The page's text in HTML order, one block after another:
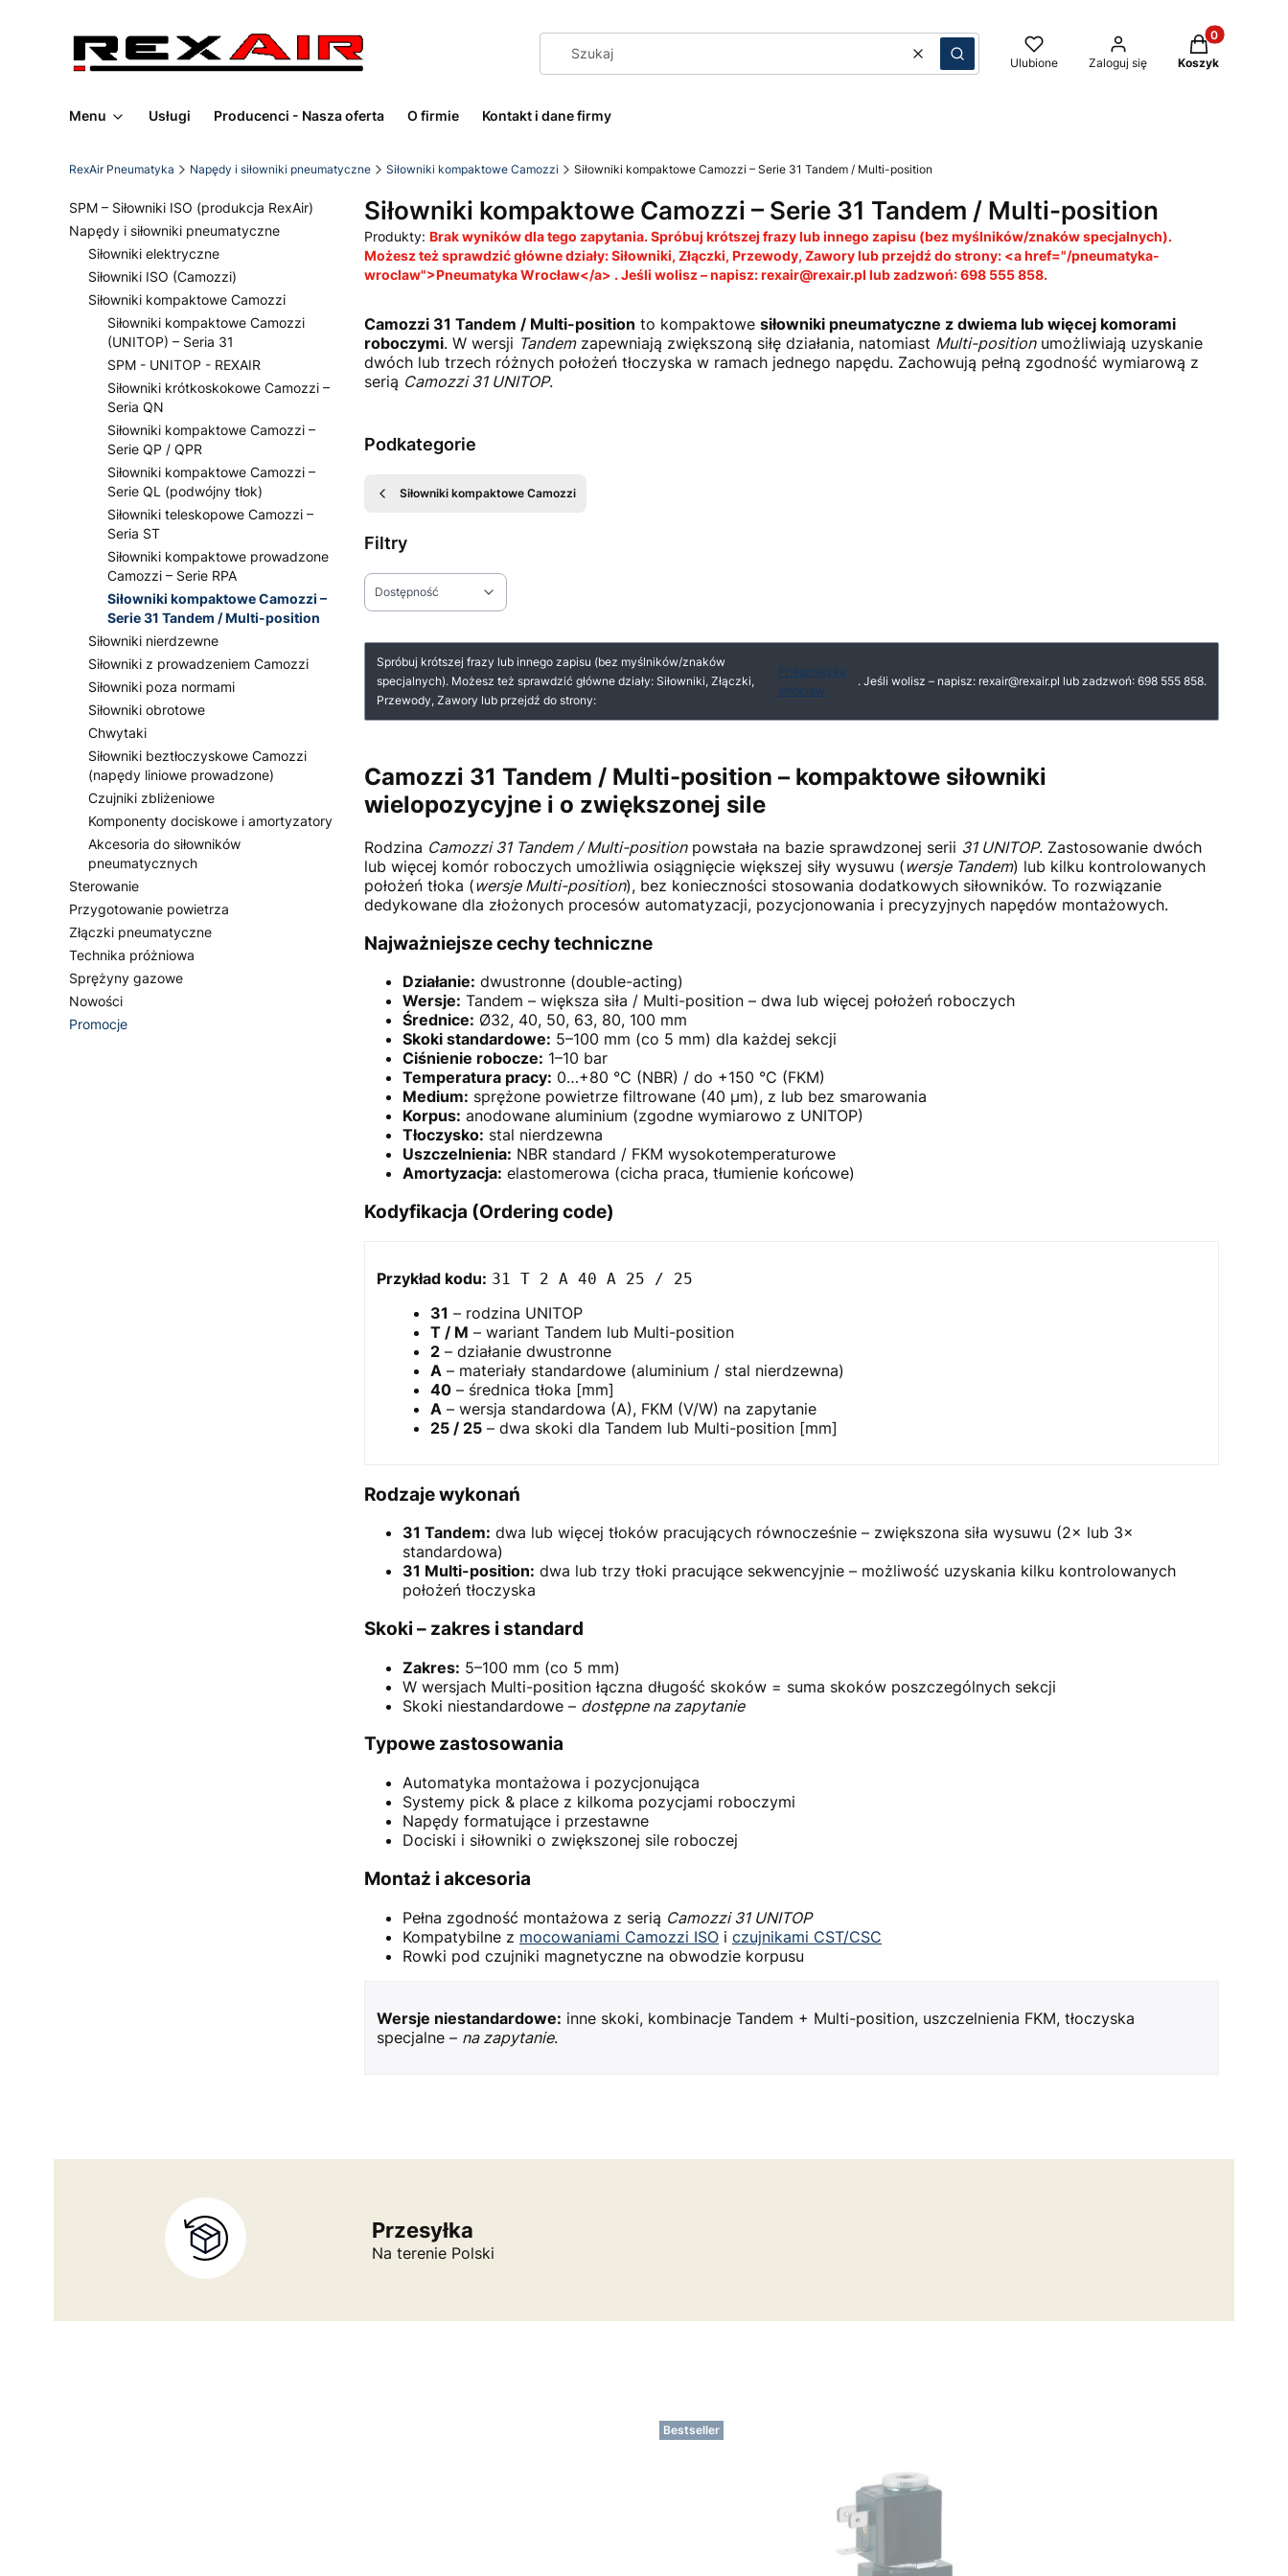
WyczyśćSzukaj Ulubione Zaloguj się
Produkty w
Koszyk
Menu Usługi Producenci - Nasza oferta O firmie Kontakt i dane firmy
RexAir Pneumatyka Napędy i siłowniki pneumatyczne Siłowniki kompaktowe Camozzi Siłowniki kompaktowe Camozzi – Serie 31 Tandem / Multi-position
SPM – Siłowniki ISO (produkcja RexAir)
Napędy i siłowniki pneumatyczne
Siłowniki elektryczne
Siłowniki ISO (Camozzi)
Siłowniki kompaktowe Camozzi
Siłowniki kompaktowe Camozzi
(UNITOP) – Seria 31
SPM - UNITOP - REXAIR
Siłowniki krótkoskokowe Camozzi –
Seria QN
Siłowniki kompaktowe Camozzi –
Serie QP / QPR
Siłowniki kompaktowe Camozzi –
Serie QL (podwójny tłok)
Siłowniki teleskopowe Camozzi –
Seria ST
Siłowniki kompaktowe prowadzone
Camozzi – Serie RPA
Siłowniki kompaktowe Camozzi –
Serie 31 Tandem / Multi-position
Siłowniki nierdzewne
Siłowniki z prowadzeniem Camozzi
Siłowniki poza normami
Siłowniki obrotowe
Chwytaki
Siłowniki beztłoczyskowe Camozzi
(napędy liniowe prowadzone)
Czujniki zbliżeniowe
Komponenty dociskowe i amortyzatory
Akcesoria do siłowników
pneumatycznych
Sterowanie
Przygotowanie powietrza
Złączki pneumatyczne
Technika próżniowa
Sprężyny gazowe
Nowości
Promocje
Siłowniki kompaktowe Camozzi – Serie 31 Tandem / Multi-position
Produkty: Brak wyników dla tego zapytania. Spróbuj krótszej frazy lub innego zapisu (bez myślników/znaków specjalnych).
Możesz też sprawdzić główne działy: Siłowniki, Złączki, Przewody, Zawory lub przejdź do strony: <a href="/pneumatyka-
wroclaw">Pneumatyka Wrocław</a> . Jeśli wolisz – napisz: rexair@rexair.pl lub zadzwoń: 698 555 858.
Camozzi 31 Tandem / Multi-position to kompaktowe siłowniki pneumatyczne z dwiema lub więcej komorami
roboczymi. W wersji Tandemzapewniają zwiększoną siłę działania, natomiast Multi-positionumożliwiają uzyskanie
dwóch lub trzech różnych położeń tłoczyska w ramach jednego napędu. Zachowują pełną zgodność wymiarową z
serią Camozzi 31 UNITOP.
Podkategorie
Siłowniki kompaktowe Camozzi
Filtry
Dostępność
Lista produktów
Spróbuj krótszej frazy lub innego zapisu (bez myślników/znaków
specjalnych). Możesz też sprawdzić główne działy: Siłowniki, Złączki,
Przewody, Zawory lub przejdź do strony:
Pneumatyka
Wrocław
. Jeśli wolisz – napisz: rexair@rexair.pl lub zadzwoń: 698 555 858.
Camozzi 31 Tandem / Multi-position – kompaktowe siłowniki
wielopozycyjne i o zwiększonej sile
Rodzina Camozzi 31 Tandem / Multi-positionpowstała na bazie sprawdzonej serii 31 UNITOP. Zastosowanie dwóch
lub więcej komór roboczych umożliwia osiągnięcie większej siły wysuwu (wersje Tandem) lub kilku kontrolowanych
położeń tłoka (wersje Multi-position), bez konieczności stosowania dodatkowych siłowników. To rozwiązanie
dedykowane dla złożonych procesów automatyzacji, pozycjonowania i precyzyjnych napędów montażowych.
Najważniejsze cechy techniczne
Działanie: dwustronne (double-acting)
Wersje: Tandem – większa siła / Multi-position – dwa lub więcej położeń roboczych
Średnice: Ø32, 40, 50, 63, 80, 100 mm
Skoki standardowe: 5–100 mm (co 5 mm) dla każdej sekcji
Ciśnienie robocze: 1–10 bar
Temperatura pracy: 0…+80 °C (NBR) / do +150 °C (FKM)
Medium: sprężone powietrze filtrowane (40 µm), z lub bez smarowania
Korpus: anodowane aluminium (zgodne wymiarowo z UNITOP)
Tłoczysko: stal nierdzewna
Uszczelnienia: NBR standard / FKM wysokotemperaturowe
Amortyzacja: elastomerowa (cicha praca, tłumienie końcowe)
Kodyfikacja (Ordering code)
Przykład kodu: 31 T 2 A 40 A 25 / 25
31 – rodzina UNITOP
T / M – wariant Tandem lub Multi-position
2 – działanie dwustronne
A – materiały standardowe (aluminium / stal nierdzewna)
40 – średnica tłoka [mm]
A – wersja standardowa (A), FKM (V/W) na zapytanie
25 / 25 – dwa skoki dla Tandem lub Multi-position [mm]
Rodzaje wykonań
31 Tandem: dwa lub więcej tłoków pracujących równocześnie – zwiększona siła wysuwu (2× lub 3×
standardowa)
31 Multi-position: dwa lub trzy tłoki pracujące sekwencyjnie – możliwość uzyskania kilku kontrolowanych
położeń tłoczyska
Skoki – zakres i standard
Zakres: 5–100 mm (co 5 mm)
W wersjach Multi-position łączna długość skoków = suma skoków poszczególnych sekcji
Skoki niestandardowe – dostępne na zapytanie
Typowe zastosowania
Automatyka montażowa i pozycjonująca
Systemy pick & place z kilkoma pozycjami roboczymi
Napędy formatujące i przestawne
Dociski i siłowniki o zwiększonej sile roboczej
Montaż i akcesoria
Pełna zgodność montażowa z serią Camozzi 31 UNITOP
Kompatybilne z mocowaniami Camozzi ISO i czujnikami CST/CSC
Rowki pod czujniki magnetyczne na obwodzie korpusu
Wersje niestandardowe: inne skoki, kombinacje Tandem + Multi-position, uszczelnienia FKM, tłoczyska
specjalne – na zapytanie.
Przesyłka
Na terenie Polski
Bestseller